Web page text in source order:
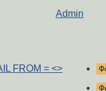
Admin
FROM = <>